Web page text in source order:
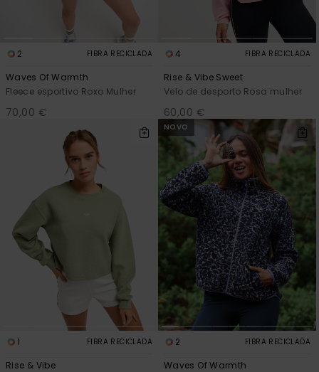
2 FIBRA RECICLADA
Waves Of Warmth
Fleece esportivo Roxo Mulher
70,00 €
4 FIBRA RECICLADA
Rise & Vibe Sweet
Velo de desporto Rosa mulher
60,00 €
1 FIBRA RECICLADA
Rise & Vibe
NOVO
2 FIBRA RECICLADA
Waves Of Warmth